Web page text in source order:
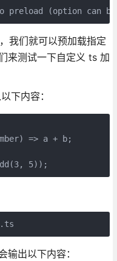
preload (option can
我们就可以预加载指定
来测试一下自定义 ts 加
下内容：
=> a + b;
5));
输出以下内容：